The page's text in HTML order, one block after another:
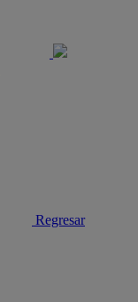
Regresar